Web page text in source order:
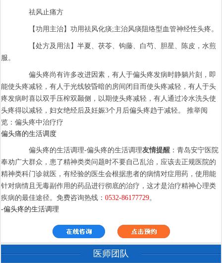
祛风止痛方
【功用主治】功用祛风化痰;主治风痰阻络型血管神经性头疼。
【处方及用法】半夏、茯苓、钩藤、白芍、胆星、陈皮，水煎
服。
偏头疼尚有许多改进因素，有人于偏头疼发病时静躺片刻，即
能使头疼减轻，有人于光线较昏暗的房间闭目而使头疼减轻，有人于头
疼发病时喜以双手压榨双颞侧，以期使头疼减轻，有人通过冷水洗头使
头疼得以减轻，妇女绝经后及妊娠3个月后偏头疼趋于减轻。 推举阅
览：偏头疼中治疗疗
偏头痛的生活调度
偏头疼的生活调理-偏头疼的生活调理友情提醒 ：青岛安宁医院
奉劝广大群众，患了精神类类问题时不要自己乱治，应该去正规医院的
精神类科门诊就医，有经验的医生会根据患者的病情对症用药，使用能
针对病情且无毒副作用的药品进行彻底的治疗，这才是治疗精神心理类
疾病的最佳途径。免费咨询热线：0532-86177729。
-偏头疼的生活调理
医师团队